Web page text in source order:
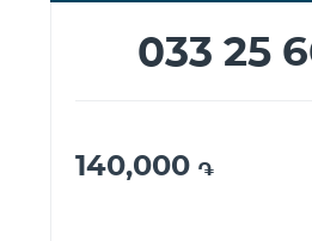
033 25
140,000 ֏